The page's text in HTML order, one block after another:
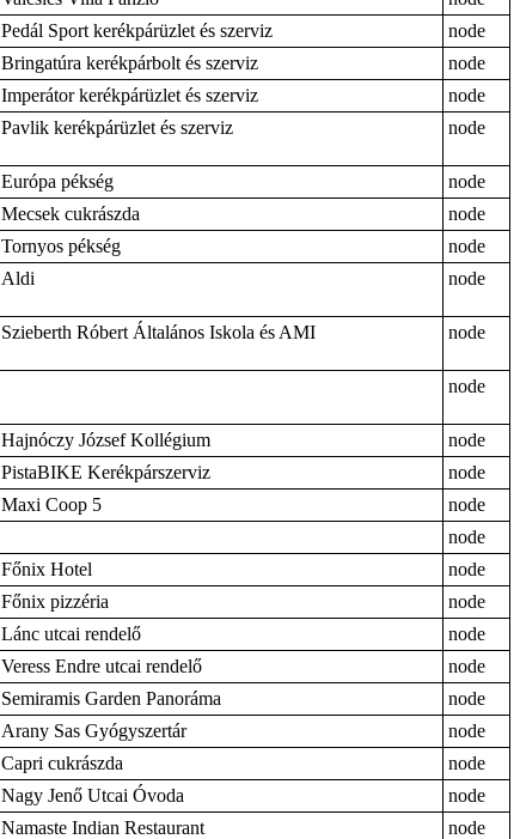
Pedál Sport kerékpárüzlet és szerviz
node
Bringatúra kerékpárbolt és szerviz
node
Imperátor kerékpárüzlet és szerviz
node
Pavlik kerékpárüzlet és szerviz node
Európa pékség
node
Mecsek cukrászda
node
Tornyos pékség
node
Aldi node
Szieberth Róbert Általános Iskola és AMI node
node
Hajnóczy József Kollégium
node
PistaBIKE Kerékpárszerviz
node
Maxi Coop 5
node
node
Főnix Hotel
node
Főnix pizzéria
node
Lánc utcai rendelő
node
Veress Endre utcai rendelő
node
Semiramis Garden Panoráma
node
Arany Sas Gyógyszertár
node
Capri cukrászda
node
Nagy Jenő Utcai Óvoda
node
Namaste Indian Restaurant
node